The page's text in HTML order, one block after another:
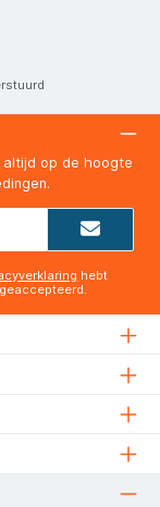
altijd op de hoogte
hebt